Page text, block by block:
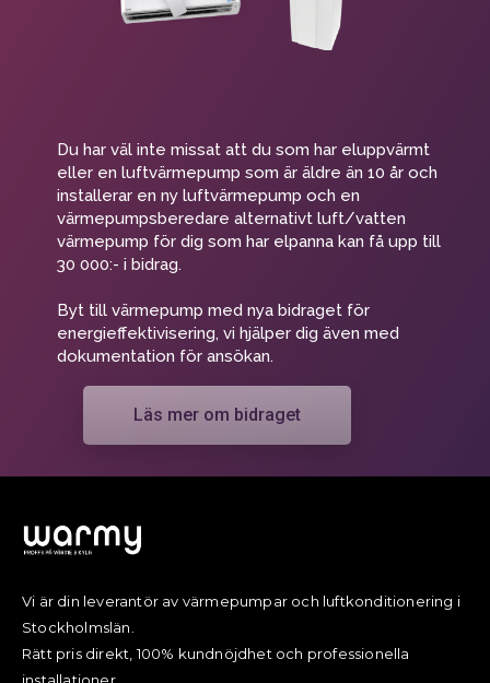
Läs mer om bidraget
Du har väl inte missat att du som har eluppvärmt
eller en luftvärmepump som är äldre än 10 år och
installerar en ny luftvärmepump och en
värmepumpsberedare alternativt luft/vatten
värmepump för dig som har elpanna kan få upp till
30 000:- i bidrag.
Byt till värmepump med nya bidraget för
energieffektivisering, vi hjälper dig även med
dokumentation för ansökan.
Vi är din leverantör av värmepumpar och luftkonditionering i
Stockholmslän.
Rätt pris direkt, 100% kundnöjdhet och professionella